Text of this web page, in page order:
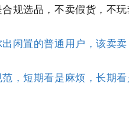
规选品，不卖假货，不
闲置的普通用户，该卖卖
，短期看是麻烦，长期